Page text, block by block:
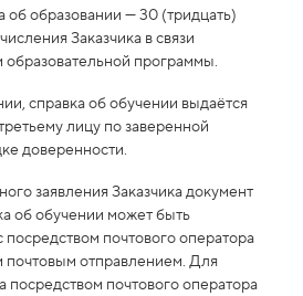
об образовании — 30 (тридцать)
Заказчика в связи
программы.
справка об обучении выдаётся
лицу по заверенной
доверенности.
заявления Заказчика документ
об обучении может быть
посредством почтового оператора
почтовым отправлением. Для
посредством почтового оператора